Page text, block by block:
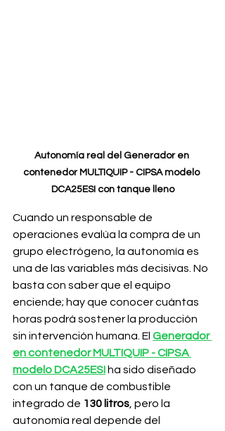
Autonomía real del Generador en
contenedor MULTIQUIP - CIPSA modelo
DCA25ESI con tanque lleno
Cuando un responsable de
operaciones evalúa la compra de un
grupo electrógeno, la autonomía es
una de las variables más decisivas. No
basta con saber que el equipo
enciende; hay que conocer cuántas
horas podrá sostener la producción
sin intervención humana. El Generador
en contenedor MULTIQUIP - CIPSA
modelo DCA25ESI ha sido diseñado
con un tanque de combustible
integrado de 130 litros , pero la
autonomía real depende del